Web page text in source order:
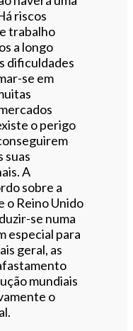
riscos
trabalho
a longo
dificuldades
se em
o perigo
suas
A
sobre a
o Reino Unido
se numa
especial para
geral, as
mundiais
o